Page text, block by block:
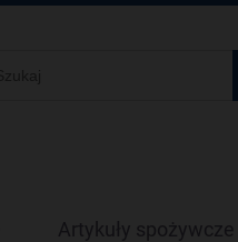
Artykuły spożywcze